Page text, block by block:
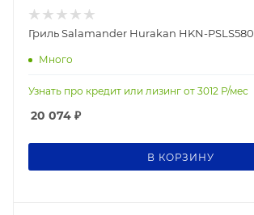
Гриль Salamander Hurakan HKN-PSLS580
Много
Узнать про кредит или лизинг от 3012 Р/мес
20 074 ₽
В КОРЗИНУ